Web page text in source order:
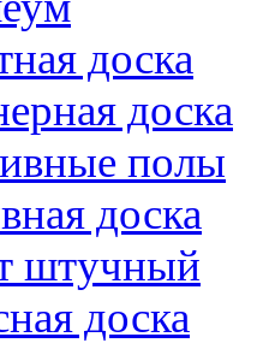
доска
доска
полы
доска
штучный
доска